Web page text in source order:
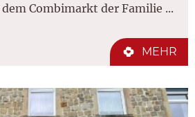
Combimarkt der Familie ...
MEHR